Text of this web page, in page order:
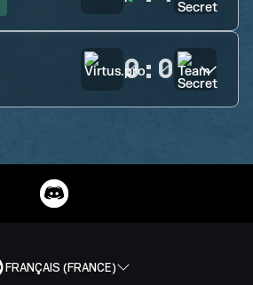
0: 0
FRANÇAIS (FRANCE)